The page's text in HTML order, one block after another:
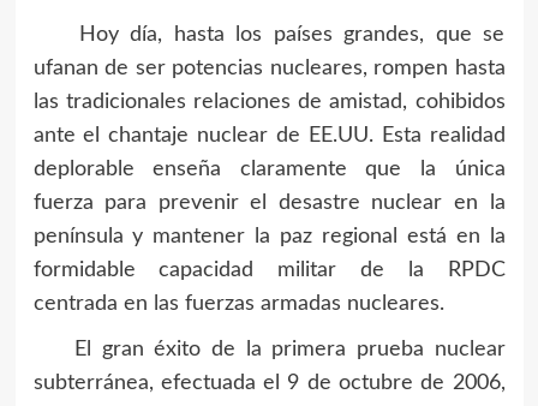
Hoy día, hasta los países grandes, que se
ufanan de ser potencias nucleares, rompen hasta
las tradicionales relaciones de amistad, cohibidos
ante el chantaje nuclear de EE.UU. Esta realidad
deplorable enseña claramente que la única
fuerza para prevenir el desastre nuclear en la
península y mantener la paz regional está en la
formidable capacidad militar de la RPDC
centrada en las fuerzas armadas nucleares.
El gran éxito de la primera prueba nuclear
subterránea, efectuada el 9 de octubre de 2006,